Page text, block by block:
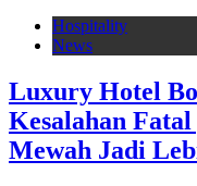
Hospitality
News
Luxury Hotel
Kesalahan
Mewah Jadi